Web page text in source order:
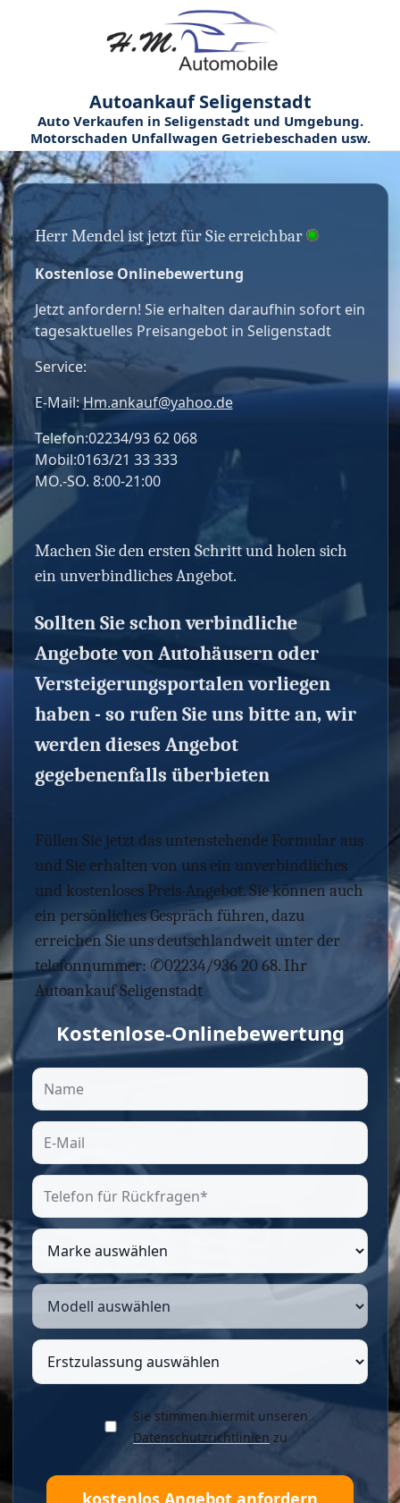
Autoankauf Seligenstadt
Auto Verkaufen in Seligenstadt und Umgebung.
Motorschaden Unfallwagen Getriebeschaden usw.
Herr Mendel ist jetzt für Sie erreichbar
Kostenlose Onlinebewertung
Jetzt anfordern! Sie erhalten daraufhin sofort ein
tagesaktuelles Preisangebot in Seligenstadt
Service:
E-Mail:Hm.ankauf@yahoo.de
Telefon:02234/93 62 068
Mobil:0163/21 33 333
MO.-SO. 8:00-21:00
Machen Sie den ersten Schritt und holen sich
ein unverbindliches Angebot.
Sollten Sie schon verbindliche
Angebote von Autohäusern oder
Versteigerungsportalen vorliegen
haben - so rufen Sie uns bitte an, wir
werden dieses Angebot
gegebenenfalls überbieten
Füllen Sie jetzt das untenstehende Formular aus
und Sie erhalten von uns ein unverbindliches
und kostenloses Preis-Angebot. Sie können auch
ein persönliches Gespräch führen, dazu
erreichen Sie uns deutschlandweit unter der
telefonnummer: ✆02234/936 20 68. Ihr
Autoankauf Seligenstadt
Kostenlose-Onlinebewertung
Sie stimmen hiermit unseren
Datenschutzrichtlinien zu